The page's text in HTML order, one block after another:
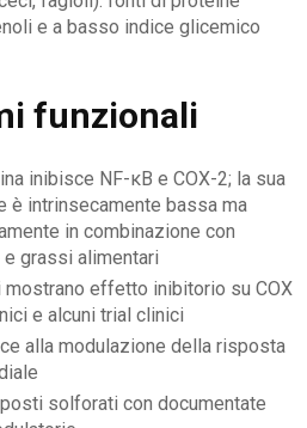
e a basso indice glicemico
funzionali
inibisce NF-κB e COX-2; la sua
è intrinsecamente bassa ma
in combinazione con
grassi alimentari
mostrano effetto inibitorio su COX
e alcuni trial clinici
alla modulazione della risposta
solforati con documentate